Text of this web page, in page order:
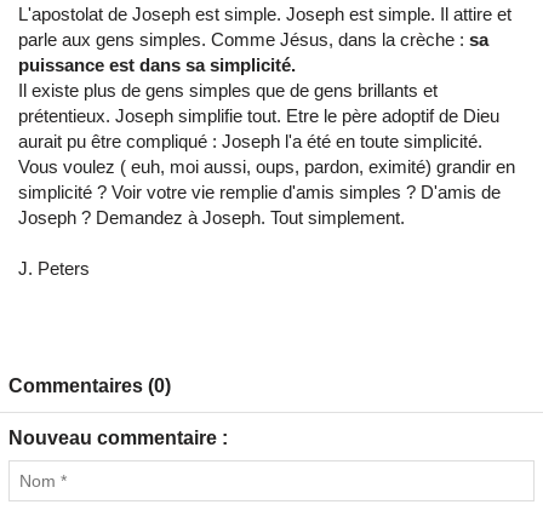
L'apostolat de Joseph est simple. Joseph est simple. Il attire et
parle aux gens simples. Comme Jésus, dans la crèche : sa
puissance est dans sa simplicité.
Il existe plus de gens simples que de gens brillants et
prétentieux. Joseph simplifie tout. Etre le père adoptif de Dieu
aurait pu être compliqué : Joseph l'a été en toute simplicité.
Vous voulez ( euh, moi aussi, oups, pardon, eximité) grandir en
simplicité ? Voir votre vie remplie d'amis simples ? D'amis de
Joseph ? Demandez à Joseph. Tout simplement.
J. Peters
Commentaires (0)
Nouveau commentaire :